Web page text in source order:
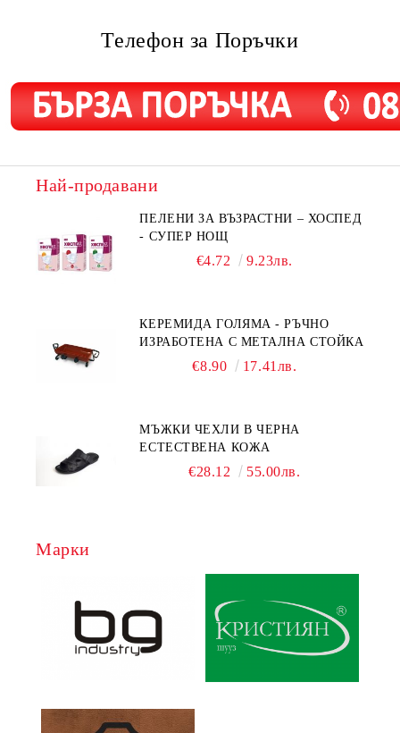
Телефон за Поръчки
Най-продавани
ПЕЛЕНИ ЗА ВЪЗРАСТНИ – ХОСПЕД
- СУПЕР НОЩ
€4.72 9.23лв.
КЕРЕМИДА ГОЛЯМА - РЪЧНО
ИЗРАБОТЕНА С МЕТАЛНА СТОЙКА
€8.90 17.41лв.
МЪЖКИ ЧЕХЛИ В ЧЕРНА
ЕСТЕСТВЕНА КОЖА
€28.12 55.00лв.
Марки